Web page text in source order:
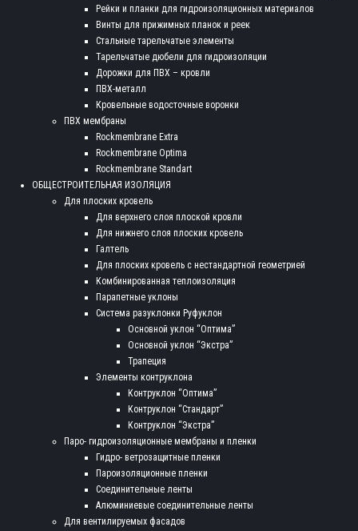
Рейки и планки для гидроизоляционных материалов
Винты для прижимных планок и реек
Стальные тарельчатые элементы
Тарельчатые дюбели для гидроизоляции
Дорожки для ПВХ – кровли
ПВХ-металл
Кровельные водосточные воронки
ПВХ мембраны
Rockmembrane Extra
Rockmembrane Optima
Rockmembrane Standart
ОБЩЕСТРОИТЕЛЬНАЯ ИЗОЛЯЦИЯ
Для плоских кровель
Для верхнего слоя плоской кровли
Для нижнего слоя плоских кровель
Галтель
Для плоских кровель с нестандартной геометрией
Комбинированная теплоизоляция
Парапетные уклоны
Система разуклонки Руфуклон
Основной уклон “Оптима”
Основной уклон “Экстра”
Трапеция
Элементы контруклона
Контруклон “Оптима”
Контруклон “Стандарт”
Контруклон “Экстра”
Паро- гидроизоляционные мембраны и пленки
Гидро- ветрозащитные пленки
Пароизоляционные пленки
Соединительные ленты
Алюминиевые соединительные ленты
Для вентилируемых фасадов